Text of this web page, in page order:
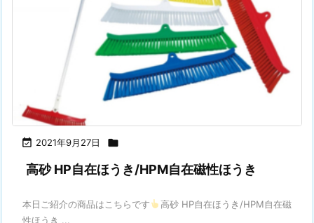
 2021年9月27日 
高砂 HP自在ほうき/HPM自在磁性ほうき
本日ご紹介の商品はこちらです
高砂 HP自在ほうき/HPM自在磁
性ほうき ...